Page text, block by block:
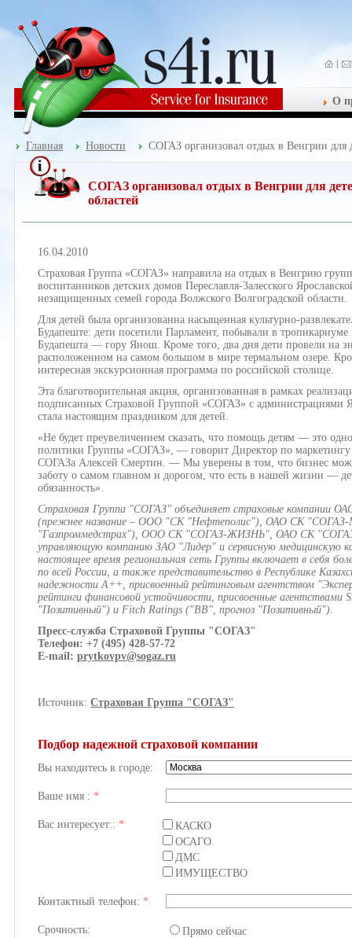
О
Главная Новости СОГАЗ организовал отдых в Венгрии для
СОГАЗ организовал отдых в Венгрии для
областей
16.04.2010
Страховая Группа «СОГАЗ» направила на отдых в Венгрию
воспитанников детских домов Переславля-Залесского
незащищенных семей города Волжского Волгоградской области.
Для детей была организованна насыщенная культурно-
Будапеште: дети посетили Парламент, побывали в
Будапешта — гору Янош. Кроме того, два дня дети провели на
расположенном на самом большом в мире термальном озере.
интересная экскурсионная программа по российской столице.
Эта благотворительная акция, организованная в рамках
подписанных Страховой Группой «СОГАЗ» с администрациями
стала настоящим праздником для детей.
«Не будет преувеличением сказать, что помощь детям — это
политики Группы «СОГАЗ», — говорит Директор по маркетингу
СОГАЗа Алексей Смертин. — Мы уверены в том, что бизнес
заботу о самом главном и дорогом, что есть в нашей жизни —
обязанность».
Страховая Группа "СОГАЗ" объединяет страховые
(прежнее название – ООО "СК "Нефтеполис"), ОАО СК "СОГАЗ-
"Газпроммедстрах"), ООО СК "СОГАЗ-ЖИЗНЬ", ОАО СК
управляющую компанию ЗАО "Лидер" и сервисную медицинскую
настоящее время региональная сеть Группы включает в себя
по всей России, а также представительство в Республике
надежности А++, присвоенный рейтинговым агентством
рейтинги финансовой устойчивости, присвоенные агентствами
"Позитивный") и Fitch Ratings ("BB", прогноз "Позитивный").
Пресс-служба Страховой Группы "СОГАЗ"
Телефон: +7 (495) 428-57-72
E-mail: prytkovpv@sogaz.ru
Источник: Страховая Группа "СОГАЗ"
Подбор надежной страховой компании
Вы находитесь в городе:
Ваше имя : *
Вас интересует:: *
КАСКО
ОСАГО
ДМС
ИМУЩЕСТВО
Контактный телефон: *
Срочность:
Прямо сейчас